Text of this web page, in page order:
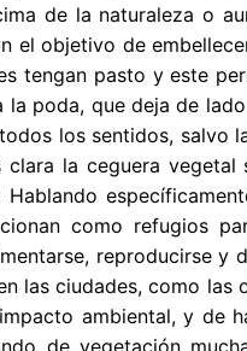
de la naturaleza o
el objetivo de
tengan pasto y este
poda, que deja de
los sentidos, salvo
la ceguera
como refugios
reproducirse y
las ciudades, como
ambiental, y de
de vegetación